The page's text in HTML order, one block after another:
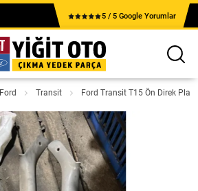
5 / 5 Google Yorumlar
Ford Transit Ford Transit T15 Ön Direk